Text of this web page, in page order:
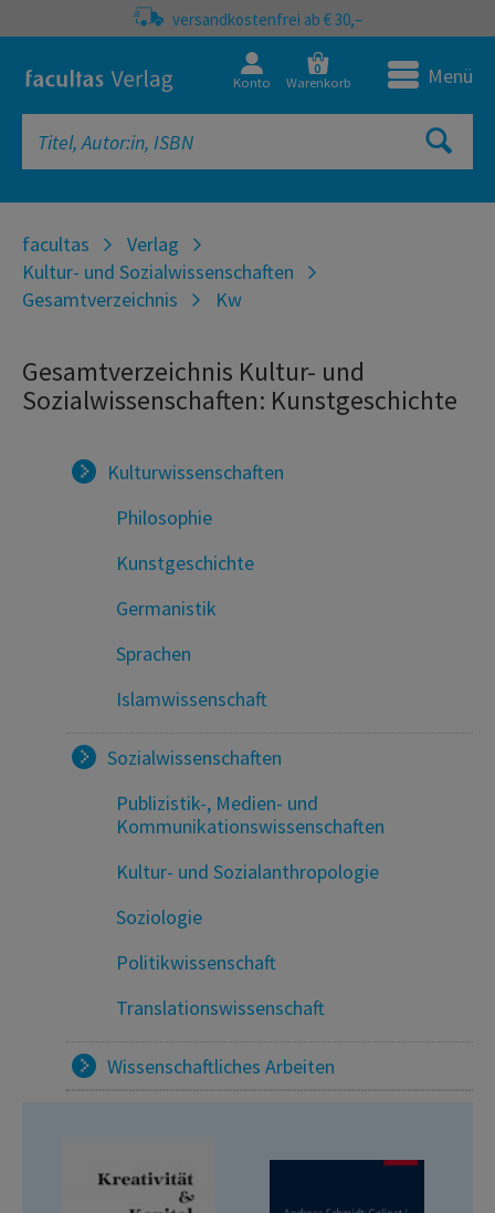
versandkostenfrei ab € 30,–
Konto
0
Warenkorb Menü
facultas
Verlag
Kultur- und Sozialwissenschaften
Gesamtverzeichnis
Kw
Gesamtverzeichnis Kultur- und
Sozialwissenschaften: Kunstgeschichte
Kulturwissenschaften
Philosophie
Kunstgeschichte
Germanistik
Sprachen
Islamwissenschaft
Sozialwissenschaften
Publizistik-, Medien- und
Kommunikationswissenschaften
Kultur- und Sozialanthropologie
Soziologie
Politikwissenschaft
Translationswissenschaft
Wissenschaftliches Arbeiten